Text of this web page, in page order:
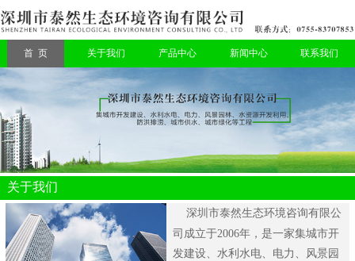
首 页 关于我们 产品中心 新闻中心 联系我们
关于我们
深圳市泰然生态环境咨询有限公
司 成立于2006年，是一家集城市开
发建设、水利水电、电力、风景园